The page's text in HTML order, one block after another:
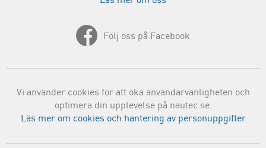
Följ oss på Facebook
Vi använder cookies för att öka användarvänligheten och
optimera din upplevelse på nautec.se.
Läs mer om cookies och hantering av personuppgifter